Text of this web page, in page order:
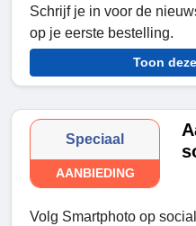
Schrijf je in voor de
op je eerste bestelling.
Toon
Speciaal
AANBIEDING
Volg Smartphoto op